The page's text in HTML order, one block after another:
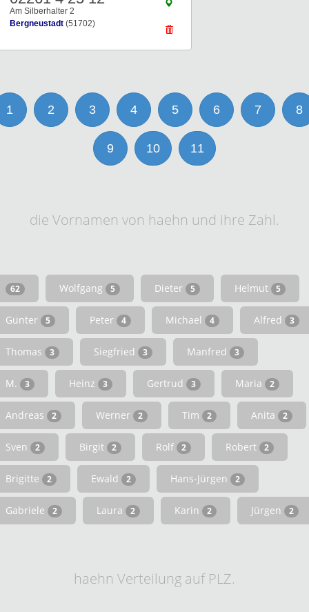
Am Silberhalter 2
Bergneustadt (51702)
1 2 3 4 5 6 7 8
9 10 11
die Vornamen von haehn und ihre Zahl.
62 Wolfgang 5 Dieter 5 Helmut 5
Günter 5 Peter 4 Michael 4 Alfred 3
Thomas 3 Siegfried 3 Manfred 3
M. 3 Heinz 3 Gertrud 3 Maria 2
Andreas 2 Werner 2 Tim 2 Anita 2
Sven 2 Birgit 2 Rolf 2 Robert 2
Brigitte 2 Ewald 2 Hans-Jürgen 2
Gabriele 2 Laura 2 Karin 2 Jürgen 2
haehn Verteilung auf PLZ.